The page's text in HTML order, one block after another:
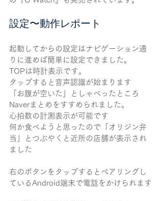
設定〜動作レポート
起動してからの設定はナビゲーション通
りに進めば簡単に設定できました。
TOPは時計表示です。
タップすると音声認識が始まります
「お腹が空いた」としゃべったところ
Naverまとめをすすめられました。
心拍数の計測表示が可能です
何か食べようと思ったので「オリジン弁
当」とつぶやくと近所の店舗が表示され
ました
右のボタンをタップするとペアリングし
ているAndroid端末で電話をかけられます